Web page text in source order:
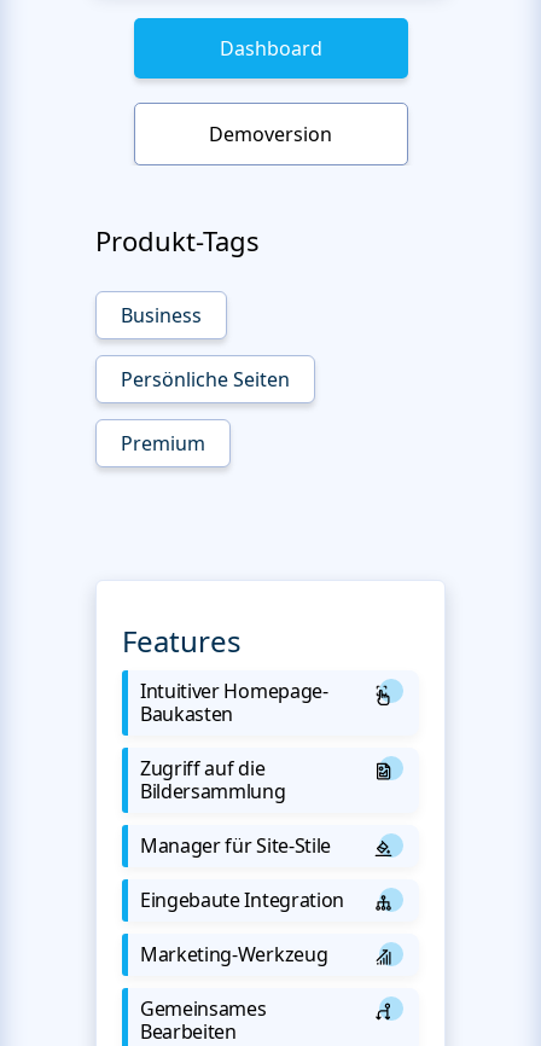
Dashboard
Demoversion
Produkt-Tags
Business
Persönliche Seiten
Premium
Features
Intuitiver Homepage-
Baukasten
Zugriff auf die
Bildersammlung
Manager für Site-Stile
Eingebaute Integration
Marketing-Werkzeug
Gemeinsames
Bearbeiten